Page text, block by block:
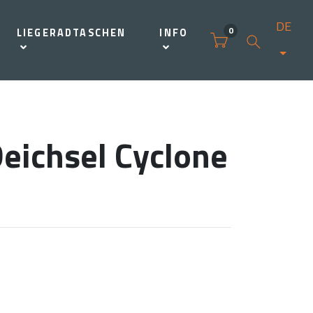
LIEGERADTASCHEN INFO 0 DE
Cyclone